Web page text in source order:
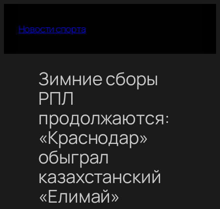
содержимому
Новости спорта
Зимние сборы
РПЛ
продолжаются:
«Краснодар»
обыграл
казахстанский
«Елимай»